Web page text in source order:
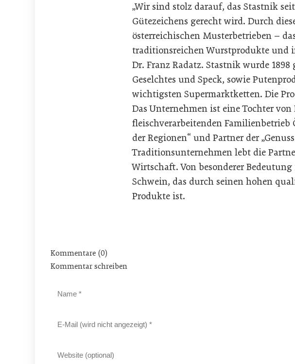
„Wir sind stolz darauf, das Stastnik
Gütezeichens gerecht wird. Durch
österreichischen Musterbetrieben –
traditionsreichen Wurstprodukte und
Dr. Franz Radatz. Stastnik wurde
Geselchtes und Speck, sowie
wichtigsten Supermarktketten. Die
Das Unternehmen ist eine Tochter
fleischverarbeitenden
der Regionen“ und Partner der
Traditionsunternehmen lebt die
Wirtschaft. Von besonderer
Schwein, das durch seinen hohen
Produkte ist.
Kommentare (0)
Kommentar schreiben